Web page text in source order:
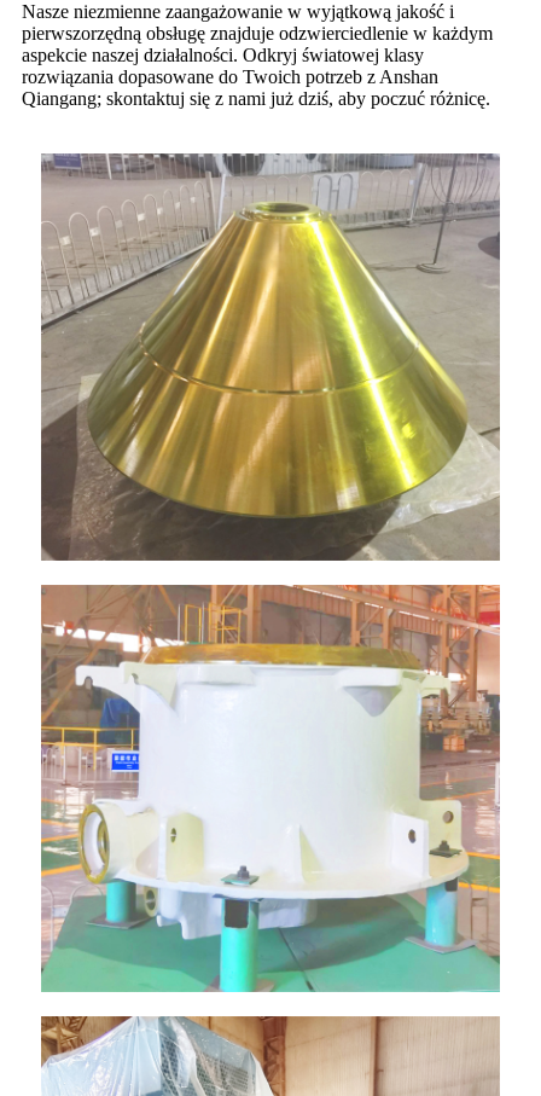
Nasze niezmienne zaangażowanie w wyjątkową jakość i
pierwszorzędną obsługę znajduje odzwierciedlenie w każdym
aspekcie naszej działalności. Odkryj światowej klasy
rozwiązania dopasowane do Twoich potrzeb z Anshan
Qiangang; skontaktuj się z nami już dziś, aby poczuć różnicę.